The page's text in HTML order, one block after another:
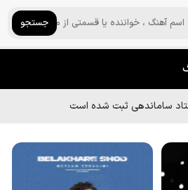
جستجو
ساماندهی ثبت شده است